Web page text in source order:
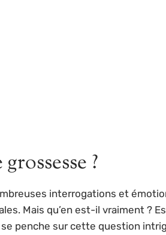
?
interrogations et
Mais qu’en est-il vraiment ?
penche sur cette question